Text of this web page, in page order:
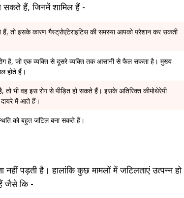
सकते हैं, जिनमें शामिल हैं -
तो इसके कारण गैस्ट्रोएंटेराइटिस की समस्या आपको परेशान कर सकती
है, जो एक व्यक्ति से दूसरे व्यक्ति तक आसानी से फैल सकता है। मुख्य
होते हैं।
तो भी वह इस रोग से पीड़ित हो सकते हैं। इसके अतिरिक्त कीमोथेरेपी
में आते हैं।
को बहुत जटिल बना सकते हैं।
पड़ती है। हालांकि कुछ मामलों में जटिलताएं उत्पन्न हो
जैसे कि -